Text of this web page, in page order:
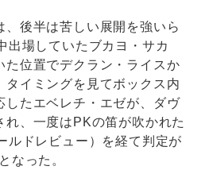
、後半は苦しい展開を強いら
出場していたブカヨ・サカ
た位置でデクラン・ライスか
タイミングを見てボックス内
したエベレチ・エゼが、ダヴ
れ、一度はPKの笛が吹かれた
ルドレビュー）を経て判定が
なった。